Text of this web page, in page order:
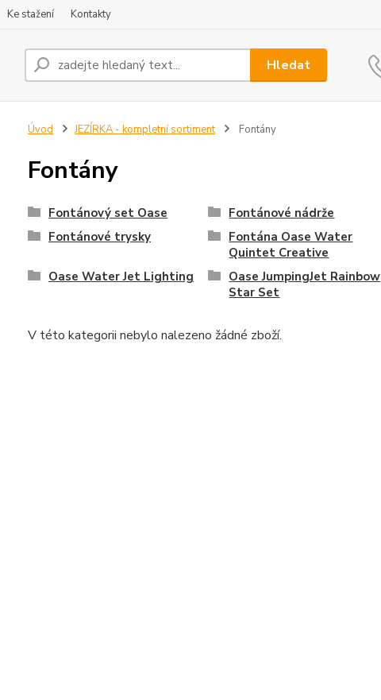
Ke stažení Kontakty
Hledat
Úvod JEZÍRKA - kompletní sortiment Fontány
Fontány
Fontánový set Oase Fontánové nádrže
Fontánové trysky
Fontána Oase Water
Quintet Creative
Oase Water Jet Lighting
Oase JumpingJet Rainbow
Star Set
V této kategorii nebylo nalezeno žádné zboží.